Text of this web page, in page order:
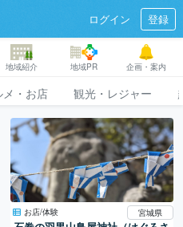
ログイン 登録
地域紹介 地域PR 企画・案内
メ・お店 観光・レジャー
お店/体験 宮城県